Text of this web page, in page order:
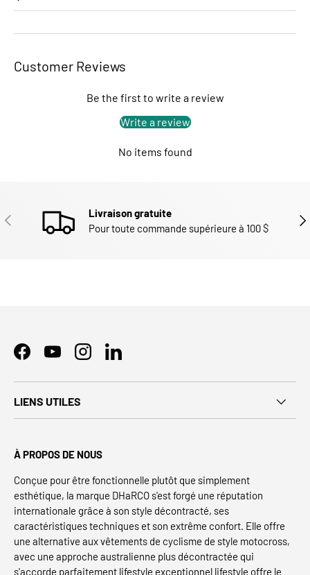
Customer Reviews
Be the first to write a review
Write a review
No items found
PRÉCÉDENT
Livraison gratuite
Pour toute commande supérieure à 100 $
FacebookYouTubeInstagramLinkedIn
LIENS UTILES
À PROPOS DE NOUS
Conçue pour être fonctionnelle plutôt que simplement
esthétique, la marque DHaRCO s'est forgé une réputation
internationale grâce à son style décontracté, ses
caractéristiques techniques et son extrême confort. Elle offre
une alternative aux vêtements de cyclisme de style motocross,
avec une approche australienne plus décontractée qui
s'accorde parfaitement lifestyle exceptionnel lifestyle offre le